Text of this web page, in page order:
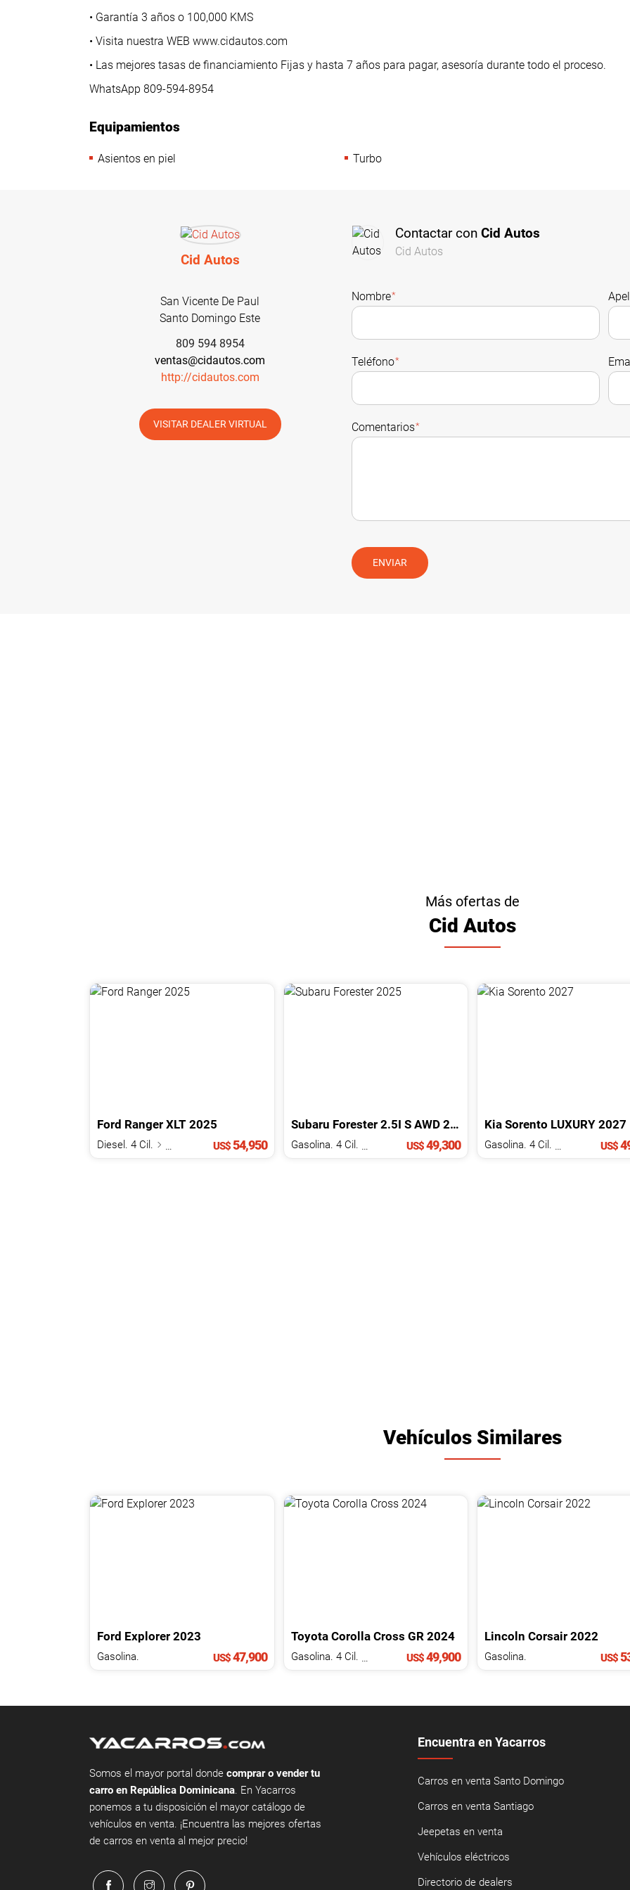
• Garantía 3 años o 100,000 KMS
• Visita nuestra WEB www.cidautos.com
• Las mejores tasas de financiamiento Fijas y hasta 7 años para pagar, asesoría durante todo el proceso.
WhatsApp 809-594-8954
Equipamientos
Asientos en piel Turbo
Cid Autos
San Vicente De Paul
Santo Domingo Este
809 594 8954
ventas@cidautos.com
http://cidautos.com
VISITAR DEALER VIRTUAL
Contactar conCid Autos
Cid Autos
Nombre*
Teléfono*
Comentarios*
ENVIAR
Más ofertas de
Cid Autos
Ford Ranger XLT 2025
Diesel. 4 Cil. US$54,950
Subaru Forester 2.5I S AWD 2025
US$49,300
Kia Sorento LUXURY 2027
US$
Vehículos Similares
Ford Explorer 2023
Gasolina. US$47,900
Toyota Corolla Cross GR 2024
US$49,900
Lincoln Corsair 2022
Gasolina. US$
Somos el mayor portal donde comprar o vender tu
carro en República Dominicana. En Yacarros
ponemos a tu disposición el mayor catálogo de
vehículos en venta. ¡Encuentra las mejores ofertas
de carros en venta al mejor precio!
Encuentra en Yacarros
Carros en venta Santo Domingo
Carros en venta Santiago
Jeepetas en venta
Vehículos eléctricos
Directorio de dealers